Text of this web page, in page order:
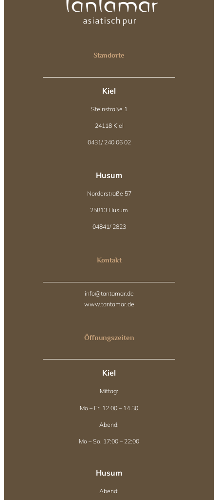
Standorte
Kiel
Steinstraße 1
24118 Kiel
0431/ 240 06 02
Husum
Norderstraße 57
25813 Husum
04841/ 2823
Kontakt
info@tantamar.de
www.tantamar.de
Öffnungszeiten
Kiel
Mittag:
Mo – Fr. 12.00 – 14.30
Abend:
Mo – So. 17:00 – 22:00
Husum
Abend: